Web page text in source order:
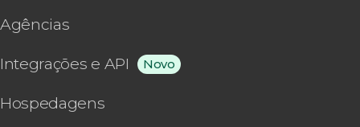
Agências
Integrações e API Novo
Hospedagens